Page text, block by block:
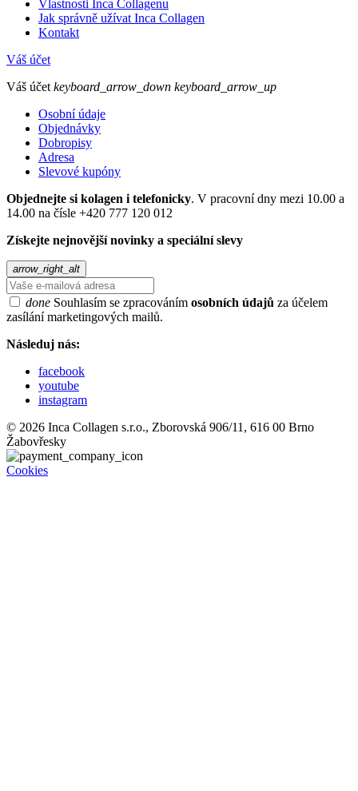
Vlastnosti Inca Collagenu
Jak správně užívat Inca Collagen
Kontakt
Váš účet
Váš účet keyboard_arrow_down keyboard_arrow_up
Osobní údaje
Objednávky
Dobropisy
Adresa
Slevové kupóny
Objednejte si kolagen i telefonicky. V pracovní dny mezi 10.00 a
14.00 na čísle +420 777 120 012
Získejte nejnovější novinky a speciální slevy
arrow_right_alt
done Souhlasím se zpracováním osobních údajů za účelem
zasílání marketingových mailů.
Následuj nás:
facebook
youtube
instagram
© 2026 Inca Collagen s.r.o., Zborovská 906/11, 616 00 Brno
Žabovřesky
Cookies